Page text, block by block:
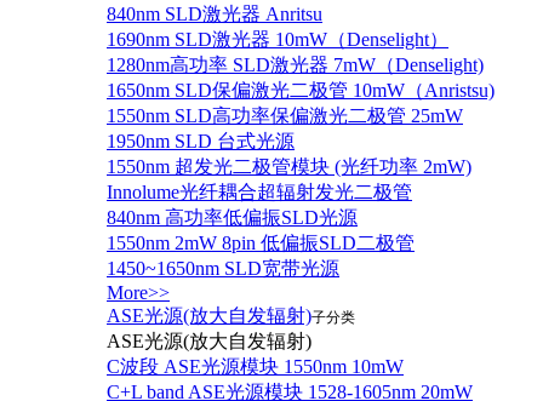
840nm SLD激光器 Anritsu
1690nm SLD激光器 10mW（Denselight）
1280nm高功率 SLD激光器 7mW（Denselight)
1650nm SLD保偏激光二极管 10mW（Anristsu)
1550nm SLD高功率保偏激光二极管 25mW
1950nm SLD 台式光源
1550nm 超发光二极管模块 (光纤功率 2mW)
Innolume光纤耦合超辐射发光二极管
840nm 高功率低偏振SLD光源
1550nm 2mW 8pin 低偏振SLD二极管
1450~1650nm SLD宽带光源
More>>
ASE光源(放大自发辐射)子分类
ASE光源(放大自发辐射)
C波段 ASE光源模块 1550nm 10mW
C+L band ASE光源模块 1528-1605nm 20mW